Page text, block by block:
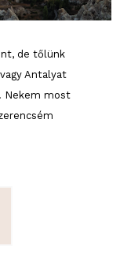
de tőlünk
Antalyat
Nekem most